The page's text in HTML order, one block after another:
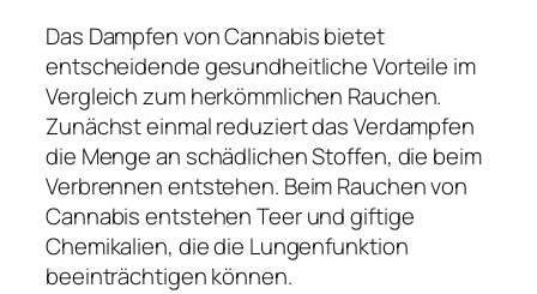
Das Dampfen von Cannabis bietet
entscheidende gesundheitliche Vorteile im
Vergleich zum herkömmlichen Rauchen.
Zunächst einmal reduziert das Verdampfen
die Menge an schädlichen Stoffen, die beim
Verbrennen entstehen. Beim Rauchen von
Cannabis entstehen Teer und giftige
Chemikalien, die die Lungenfunktion
beeinträchtigen können.